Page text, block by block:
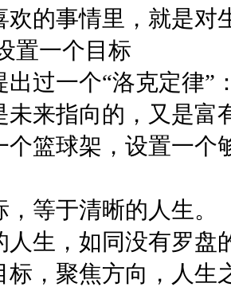
欢的事情里，就是对
置一个目标
出过一个“洛克定律”
未来指向的，又是富
个篮球架，设置一个
等于清晰的人生。
人生，如同没有罗盘
标，聚焦方向，人生